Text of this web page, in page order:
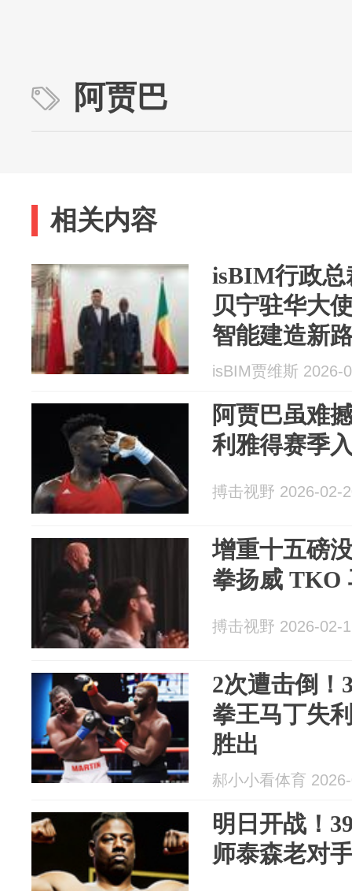
阿贾巴
相关内容
isBIM行政总
贝宁驻华大
智能建造新
字化转型提
isBIM贾维斯 2026-
阿贾巴虽难
利雅得赛季
搏击视野 2026-02-
增重十五磅
拳扬威 TKO
搏击视野 2026-02-
2次遭击倒！
拳王马丁失
胜出
郝小小看体育
明日开战！
师泰森老对